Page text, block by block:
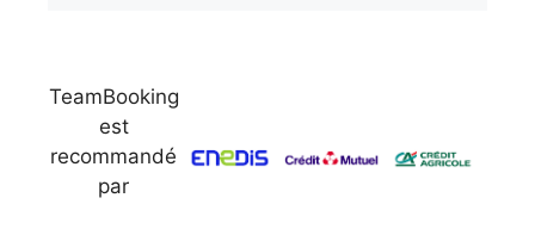
TeamBooking
est
recommandé
par